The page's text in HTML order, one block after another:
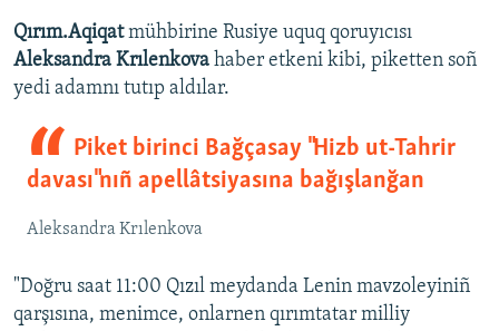
Qırım.Aqiqatmühbirine Rusiye uquq qoruyıcısı
Aleksandra Krılenkova haber etkeni kibi, piketten soñ
yedi adamnı tutıp aldılar.
Piket birinci Bağçasay "Hizb ut-Tahrir
davası"nıñ apellâtsiyasına bağışlanğan
Aleksandra Krılenkova
"Doğru saat 11:00 Qızıl meydanda Lenin mavzoleyiniñ
qarşısına, menimce, onlarnen qırımtatar milliy